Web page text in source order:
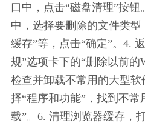
口中，点击“磁盘清理”按
中，选择要删除的文件类型
缓存”等，点击“确定”。4.
规”选项卡下的“删除以前的
检查并卸载不常用的大型软
择“程序和功能”，找到不常
载”。6. 清理浏览器缓存，